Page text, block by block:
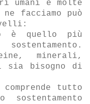
umani è molte
facciamo può
è quello più
minerali,
sia bisogno di
tutto